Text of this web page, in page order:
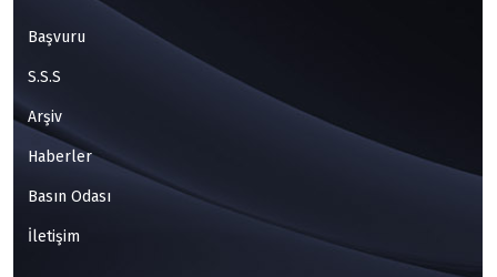
Başvuru
S.S.S
Arşiv
Haberler
Basın Odası
İletişim